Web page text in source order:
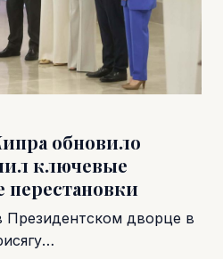
обновило
ключевые
перестановки
Президентском дворце в